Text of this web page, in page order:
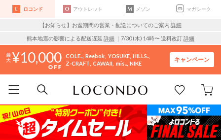
ロコンド アウトレット メゾン マガシーク
【お知らせ】お盆期間の営業・配送についてのご案内 詳細
熊本地震の影響による配送遅延 詳細 ｜7/30 (木) 14時〜 送料改訂詳細
10,000 COLE.. Reebok YOSUKE HILLS..
Z-CRAFT CAWAII mis.. NIKE
キャンペーン